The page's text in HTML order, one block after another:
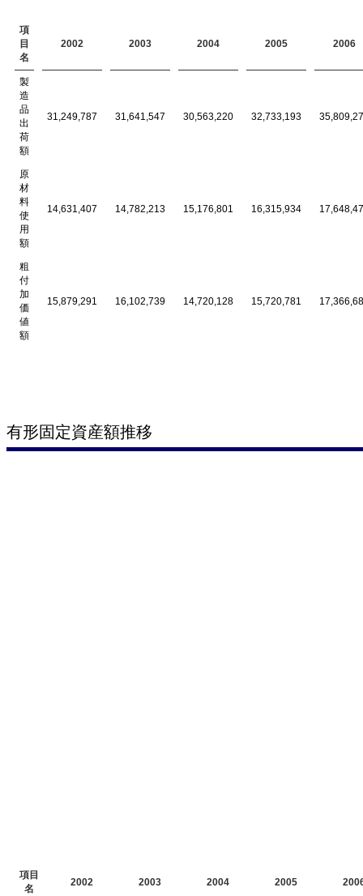
項
目
名
2002 2003 2004 2005 2006
製
造
品
出
荷
額
31,249,787 31,641,547 30,563,220 32,733,193
原
材
料
使
用
額
14,631,407 14,782,213 15,176,801 16,315,934
粗
付
加
価
値
額
15,879,291 16,102,739 14,720,128 15,720,781
有形固定資産額推移
項目
名
2002 2003 2004 2005